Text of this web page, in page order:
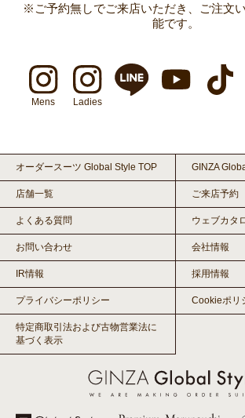
※ご予約無しでご来店いただき、ご注文
能です。
Mens Ladies
オーダースーツ Global Style TOP GINZA
店舗一覧 ご来店予約
よくある質問 ウェブカタ
お問い合わせ 会社情報
IR情報 採用情報
プライバシーポリシー Cookieポリ
特定商取引法および古物営業法に
基づく表示